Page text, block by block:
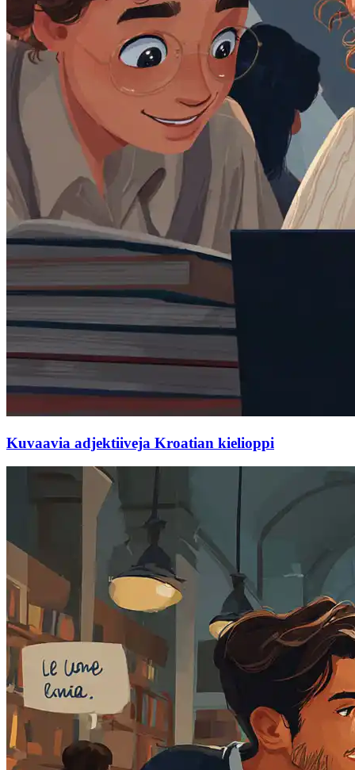
Kuvaavia adjektiiveja Kroatian kielioppi